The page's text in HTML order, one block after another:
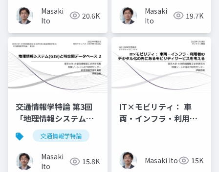
毅
Masaki
Ito
20.6K
1」講師：伊藤昌毅
Masaki
Ito
19.7K
交通情報学特論 第3回
「地理情報システム
(GIS)と時空間データベ
ース2」講師：伊藤昌毅
交通情報学特論
Masaki
Ito
15.8K
IT×モビリティ： 車
両・インフラ・利用者
を考える
Masaki Ito 15K